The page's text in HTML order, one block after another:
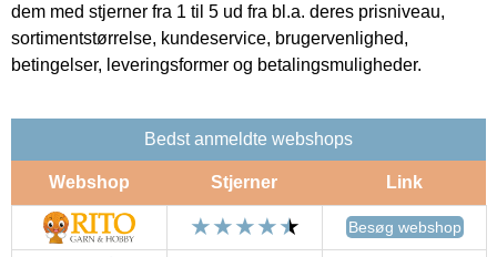
dem med stjerner fra 1 til 5 ud fra bl.a. deres prisniveau,
sortimentstørrelse, kundeservice, brugervenlighed,
betingelser, leveringsformer og betalingsmuligheder.
Bedst anmeldte webshops
Webshop Stjerner Link
Besøg webshop